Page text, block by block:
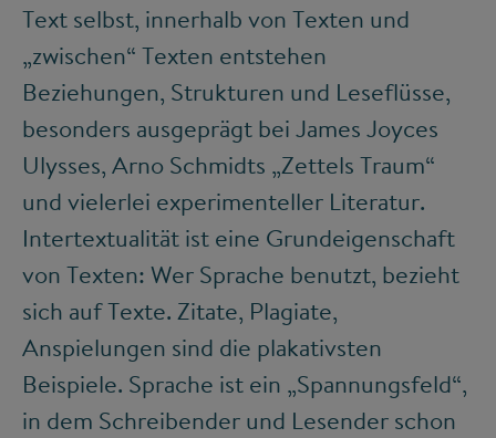
Text selbst, innerhalb von Texten und
„zwischen“ Texten entstehen
Beziehungen, Strukturen und Leseflüsse,
besonders ausgeprägt bei James Joyces
Ulysses, Arno Schmidts „Zettels Traum“
und vielerlei experimenteller Literatur.
Intertextualität ist eine Grundeigenschaft
von Texten: Wer Sprache benutzt, bezieht
sich auf Texte. Zitate, Plagiate,
Anspielungen sind die plakativsten
Beispiele. Sprache ist ein „Spannungsfeld“,
in dem Schreibender und Lesender schon